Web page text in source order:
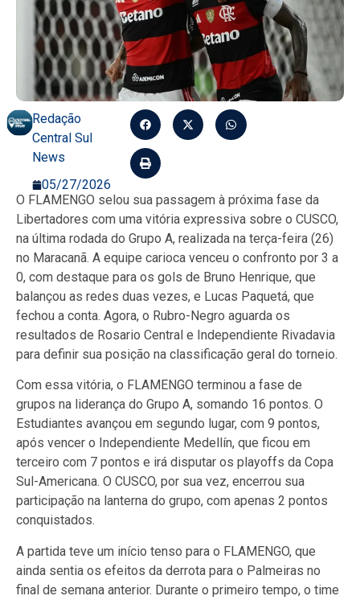
Redação
Central Sul
News
05/27/2026
O FLAMENGO selou sua passagem à próxima fase da
Libertadores com uma vitória expressiva sobre o CUSCO,
na última rodada do Grupo A, realizada na terça-feira (26)
no Maracanã. A equipe carioca venceu o confronto por 3 a
0, com destaque para os gols de Bruno Henrique, que
balançou as redes duas vezes, e Lucas Paquetá, que
fechou a conta. Agora, o Rubro-Negro aguarda os
resultados de Rosario Central e Independiente Rivadavia
para definir sua posição na classificação geral do torneio.
Com essa vitória, o FLAMENGO terminou a fase de
grupos na liderança do Grupo A, somando 16 pontos. O
Estudiantes avançou em segundo lugar, com 9 pontos,
após vencer o Independiente Medellín, que ficou em
terceiro com 7 pontos e irá disputar os playoffs da Copa
Sul-Americana. O CUSCO, por sua vez, encerrou sua
participação na lanterna do grupo, com apenas 2 pontos
conquistados.
A partida teve um início tenso para o FLAMENGO, que
ainda sentia os efeitos da derrota para o Palmeiras no
final de semana anterior. Durante o primeiro tempo, o time